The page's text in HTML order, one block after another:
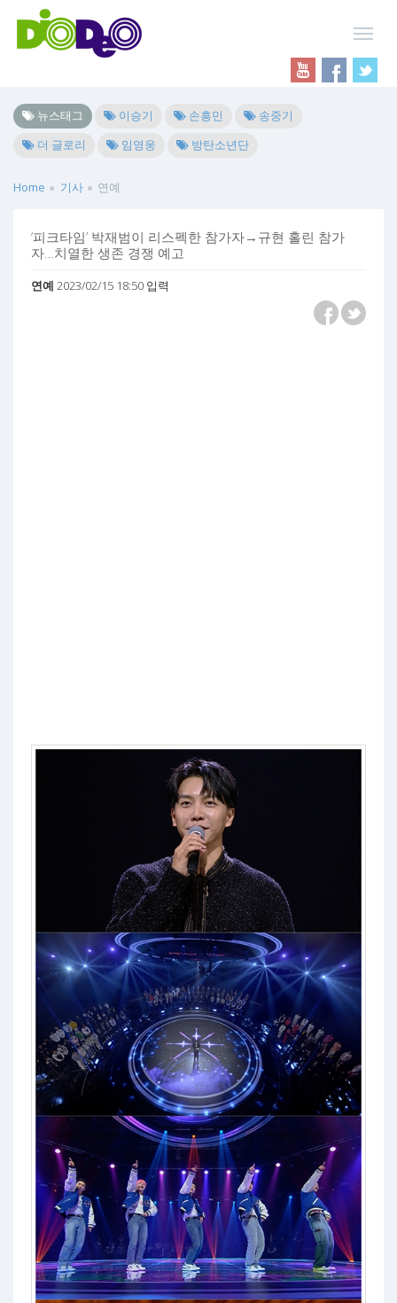
뉴스태그 이승기 손흥민
송중기
더 글로리
임영웅 방탄소년단
Home 기사 연예
‘피크타임’ 박재범이 리스펙한 참가자→규현 홀린 참가
자…치열한 생존 경쟁 예고
연예 2023/02/15 18:50 입력